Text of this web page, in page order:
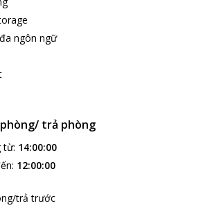
ngôn ngữ
trả phòng
từ: 14:00:00
: 12:00:00
trả trước